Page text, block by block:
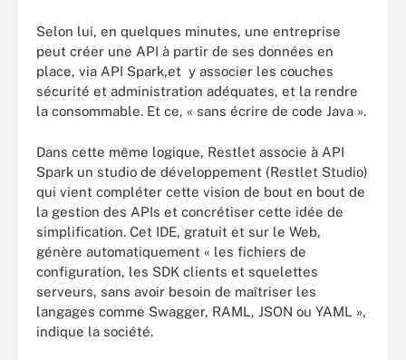
Selon lui, en quelques minutes, une entreprise
peut créer une API à partir de ses données en
place, via API Spark,et y associer les couches
sécurité et administration adéquates, et la rendre
la consommable. Et ce, « sans écrire de code Java ».
Dans cette même logique, Restlet associe à API
Spark un studio de développement (Restlet Studio)
qui vient compléter cette vision de bout en bout de
la gestion des APIs et concrétiser cette idée de
simplification. Cet IDE, gratuit et sur le Web,
génère automatiquement « les fichiers de
configuration, les SDK clients et squelettes
serveurs, sans avoir besoin de maîtriser les
langages comme Swagger, RAML, JSON ou YAML »,
indique la société.